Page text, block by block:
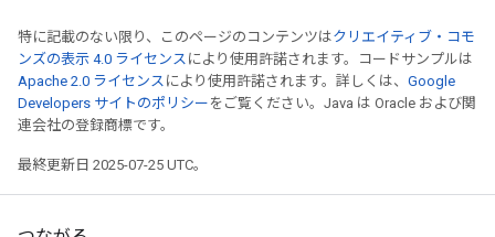
特に記載のない限り、このページのコンテンツはクリエイティブ・コモ
ンズの表示 4.0 ライセンス により使用許諾されます。コードサンプルは
Apache 2.0 ライセンス により使用許諾されます。詳しくは、 Google
Developers サイトのポリシー をご覧ください。Java は Oracle および関
連会社の登録商標です。
最終更新日 2025-07-25 UTC。